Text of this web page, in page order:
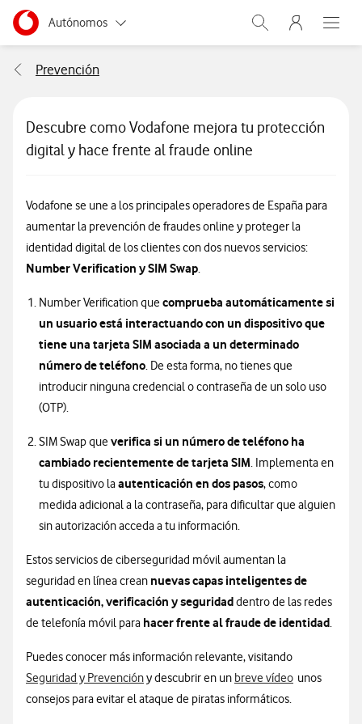
Ir a la pagina principal de vodafone.es
Menu navegación Segmento
Autónomos
Pymes
Abrir buscador.
Menu
Abre
Prevención
Descubre como Vodafone mejora tu protección
digital y hace frente al fraude online
Vodafone se une a los principales operadores de España para
aumentar la prevención de fraudes online y proteger la
identidad digital de los clientes con dos nuevos servicios:
Number Verification y SIM Swap.
Number Verification quecomprueba automáticamente si
un usuario está interactuando con un dispositivo que
tiene una tarjeta SIM asociada a un determinado
número de teléfono. De esta forma, no tienes que
introducir ninguna credencial o contraseña de un solo uso
(OTP).
SIM Swap queverifica si un número de teléfono ha
cambiado recientemente de tarjeta SIM. Implementa en
tu dispositivo laautenticación en dos pasos, como
medida adicional a la contraseña, para dificultar que alguien
sin autorización acceda a tu información.
Estos servicios de ciberseguridad móvil aumentan la
seguridad en línea crean nuevas capas inteligentes de
autenticación, verificación y seguridaddentro de las redes
de telefonía móvil para hacer frente al fraude de identidad.
Puedes conocer más información relevante, visitando
Seguridad y Prevencióny descubrir en un breve vídeo unos
consejos para evitar el ataque de piratas informáticos.